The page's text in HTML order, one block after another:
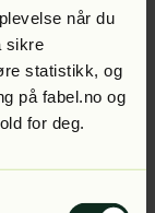
når du
sikre
statistikk, og
på fabel.no og
for deg.